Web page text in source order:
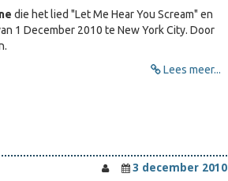
die het lied "Let Me Hear You Scream" en
1 December 2010 te New York City. Door
Lees meer...
3 december 2010